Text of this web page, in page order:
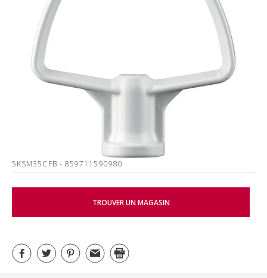
5KSM35CFB - 859711590980
TROUVER UN MAGASIN